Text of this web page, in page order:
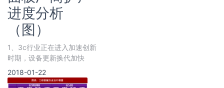
进度分析
（图）
1、3c行业正在进入加速创新
时期，设备更新换代加快
2018-01-22